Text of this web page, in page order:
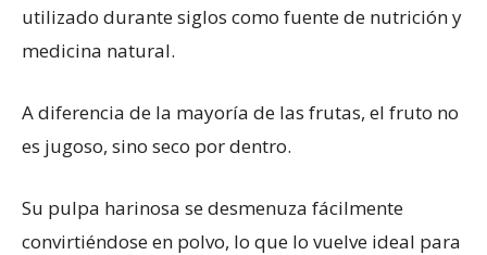
utilizado durante siglos como fuente de nutrición y
medicina natural.
A diferencia de la mayoría de las frutas, el fruto no
es jugoso, sino seco por dentro.
Su pulpa harinosa se desmenuza fácilmente
convirtiéndose en polvo, lo que lo vuelve ideal para